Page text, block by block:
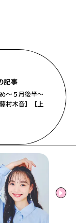
記事
～５月後半～
村木音】【上